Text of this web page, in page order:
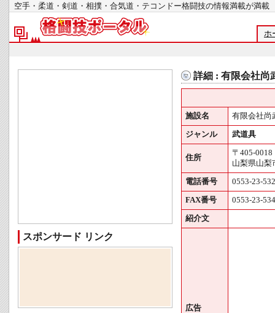
空手・柔道・剣道・相撲・合気道・テコンドー格闘技の情報満載が
ホ
詳細 : 有限会社尚
施設名 有限会社尚
ジャンル 武道具
住所
〒405-0018
山梨県山梨
電話番号 0553-23-
FAX番号 0553-23-
紹介文
広告
スポンサード リンク